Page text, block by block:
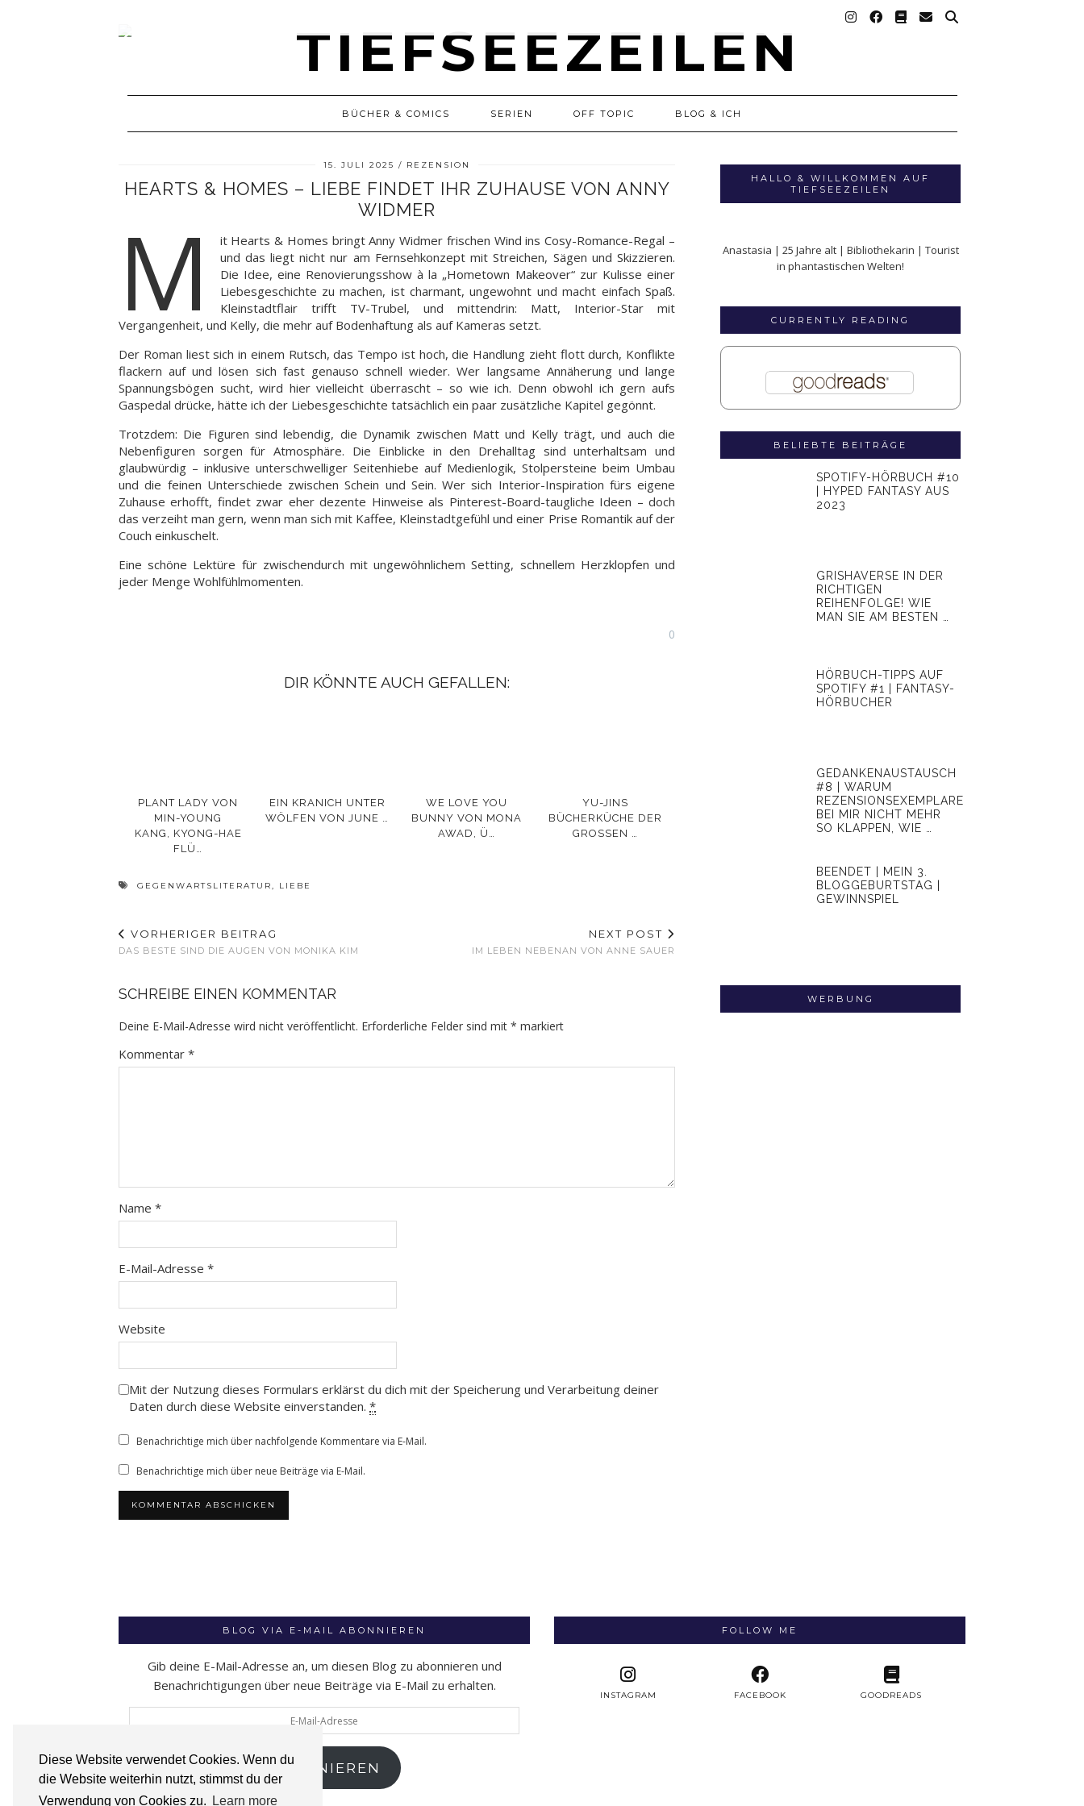
Diese Website verwendet Cookies. Wenn du
die Website weiterhin nutzt, stimmst du der
Verwendung von Cookies zu.
Learn more
BÜCHER & COMICS SERIEN OFF TOPIC BLOG & ICH
15. JULI 2025 REZENSION
HEARTS & HOMES – LIEBE FINDET IHR ZUHAUSE VON ANNY
WIDMER
M
it Hearts & Homes bringt Anny Widmer frischen Wind ins Cosy-Romance-Regal –
und das liegt nicht nur am Fernsehkonzept mit Streichen, Sägen und Skizzieren.
Die Idee, eine Renovierungsshow à la „Hometown Makeover“ zur Kulisse einer
Liebesgeschichte zu machen, ist charmant, ungewohnt und macht einfach Spaß.
Kleinstadtflair trifft TV-Trubel, und mittendrin: Matt, Interior-Star mit
Vergangenheit, und Kelly, die mehr auf Bodenhaftung als auf Kameras setzt.
Der Roman liest sich in einem Rutsch, das Tempo ist hoch, die Handlung zieht flott durch, Konflikte
flackern auf und lösen sich fast genauso schnell wieder. Wer langsame Annäherung und lange
Spannungsbögen sucht, wird hier vielleicht überrascht – so wie ich. Denn obwohl ich gern aufs
Gaspedal drücke, hätte ich der Liebesgeschichte tatsächlich ein paar zusätzliche Kapitel gegönnt.
Trotzdem: Die Figuren sind lebendig, die Dynamik zwischen Matt und Kelly trägt, und auch die
Nebenfiguren sorgen für Atmosphäre. Die Einblicke in den Drehalltag sind unterhaltsam und
glaubwürdig – inklusive unterschwelliger Seitenhiebe auf Medienlogik, Stolpersteine beim Umbau
und die feinen Unterschiede zwischen Schein und Sein. Wer sich Interior-Inspiration fürs eigene
Zuhause erhofft, findet zwar eher dezente Hinweise als Pinterest-Board-taugliche Ideen – doch
das verzeiht man gern, wenn man sich mit Kaffee, Kleinstadtgefühl und einer Prise Romantik auf der
Couch einkuschelt.
Eine schöne Lektüre für zwischendurch mit ungewöhnlichem Setting, schnellem Herzklopfen und
jeder Menge Wohlfühlmomenten.
0
DIR KÖNNTE AUCH GEFALLEN:
PLANT LADY VON
MIN-YOUNG
KANG, KYONG-HAE
FLÜ…
EIN KRANICH UNTER
WÖLFEN VON JUNE …
WE LOVE YOU
BUNNY VON MONA
AWAD, Ü…
YU-JINS
BÜCHERKÜCHE DER
GROSSEN …
GEGENWARTSLITERATUR, LIEBE
VORHERIGER BEITRAG
DAS BESTE SIND DIE AUGEN VON MONIKA KIM
NEXT POST
IM LEBEN NEBENAN VON ANNE SAUER
SCHREIBE EINEN KOMMENTAR
Deine E-Mail-Adresse wird nicht veröffentlicht. Erforderliche Felder sind mit * markiert
Kommentar *
Name *
E-Mail-Adresse *
Website
Mit der Nutzung dieses Formulars erklärst du dich mit der Speicherung und Verarbeitung deiner
Daten durch diese Website einverstanden. *
Benachrichtige mich über nachfolgende Kommentare via E-Mail.
Benachrichtige mich über neue Beiträge via E-Mail.
HALLO & WILLKOMMEN AUF
TIEFSEEZEILEN
Anastasia | 25 Jahre alt | Bibliothekarin | Tourist
in phantastischen Welten!
CURRENTLY READING
BELIEBTE BEITRÄGE
SPOTIFY-HÖRBUCH #10
| HYPED FANTASY AUS
2023
GRISHAVERSE IN DER
RICHTIGEN
REIHENFOLGE! WIE
MAN SIE AM BESTEN …
HÖRBUCH-TIPPS AUF
SPOTIFY #1 | FANTASY-
HÖRBUCHER
GEDANKENAUSTAUSCH
#8 | WARUM
REZENSIONSEXEMPLARE
BEI MIR NICHT MEHR
SO KLAPPEN, WIE …
BEENDET | MEIN 3.
BLOGGEBURTSTAG |
GEWINNSPIEL
WERBUNG
BLOG VIA E-MAIL ABONNIEREN
Gib deine E-Mail-Adresse an, um diesen Blog zu abonnieren und
Benachrichtigungen über neue Beiträge via E-Mail zu erhalten.
Adresse
ABONNIEREN
FOLLOW ME
INSTAGRAM FACEBOOK GOODREADS